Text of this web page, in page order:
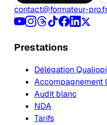
contact@formateur-
Prestations
Délégation Qualiopi
Accompagnement
Audit blanc
NDA
Tarifs